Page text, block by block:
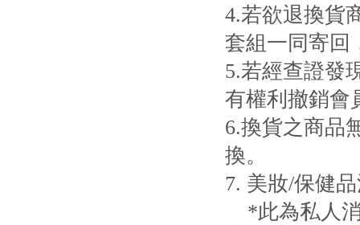
4.若欲退換貨
套組一同寄回
5.若經查證發
有權利撤銷會
6.換貨之商品
換。
7. 美妝/保健
*此為私人消